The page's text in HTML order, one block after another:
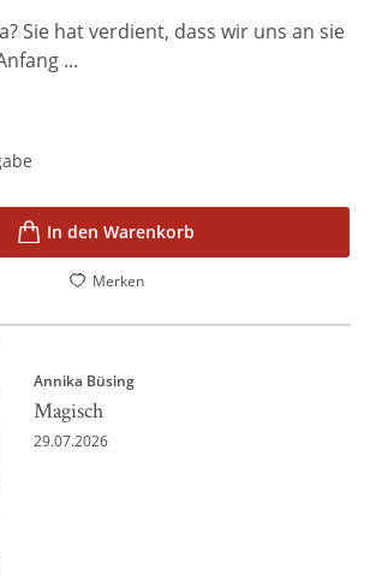
Sie hat verdient, dass wir uns an sie
...
In den Warenkorb
Merken
Annika Büsing
Magisch
29.07.2026